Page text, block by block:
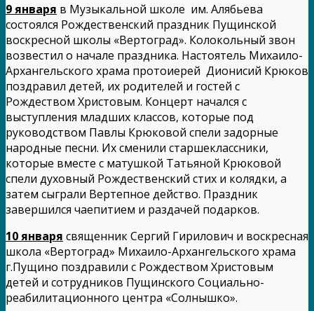
9 января в Музыкальной школе им. Алябьева
состоялся Рождественский праздник Пущинской
воскресной школы «Вертоград». Колокольный звон
возвестил о начале праздника. Настоятель Михаило-
Архангельского храма протоиерей Дионисий Крюков
поздравил детей, их родителей и гостей с
Рождеством Христовым. Концерт начался с
выступления младших классов, которые под
руководством Павлы Крюковой спели задорные
народные песни. Их сменили старшеклассники,
которые вместе с матушкой Татьяной Крюковой
спели духовный Рождественский стих и колядки, а
затем сыграли Вертепное действо. Праздник
завершился чаепитием и раздачей подарков.
10 января священник Сергий Гирилович и воскресная
школа «Вертоград» Михаило-Архангельского храма
г.Пущино поздравили с Рождеством Христовым
детей и сотрудников Пущинского Социально-
реабилитационного центра «Солнышко».